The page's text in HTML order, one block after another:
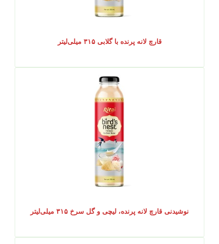
قارچ لانه پرنده با گلابی ۳۱۵ میلی‌لیتر
نوشیدنی قارچ لانه پرنده، لیچی و گل سرخ ۳۱۵ میلی‌لیتر